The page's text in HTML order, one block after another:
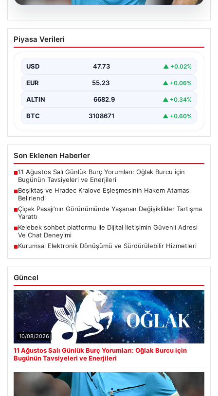
09.08.2026
Beşiktaş ve Hradec Kralove
Eşleşmesinin Hakem Ataması Belirlendi
olan UEFA Avrupa Ligi üçüncü ön eleme turu…
Piyasa Verileri
USD 47.73 ▲ +0.02%
EUR 55.23 ▲ +0.06%
ALTIN 6682.9 ▲ +0.34%
BTC 3108671 ▲ +0.60%
Son Eklenen Haberler
■11 Ağustos Salı Günlük Burç Yorumları: Oğlak Burcu için
Bugünün Tavsiyeleri ve Enerjileri
■Beşiktaş ve Hradec Kralove Eşleşmesinin Hakem Ataması
Belirlendi
■Çiçek Pasajı’nın Görünümünde Yaşanan Değişiklikler Tartışma
Yarattı
■Kelebek sohbet platformu İle Dijital İletişimin Güvenli Adresi
Ve Chat Deneyimi
■Kurumsal Elektronik Dönüşümü ve Sürdürülebilir Hizmetleri
Güncel
10/08/2026
11 Ağustos Salı Günlük Burç Yorumları: Oğlak Burcu için
Bugünün Tavsiyeleri ve Enerjileri